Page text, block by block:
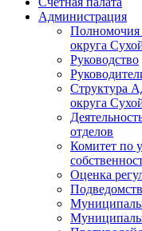
Администрация
округа
Руководство
Структура
округа
отделов
Комитет по
Оценка